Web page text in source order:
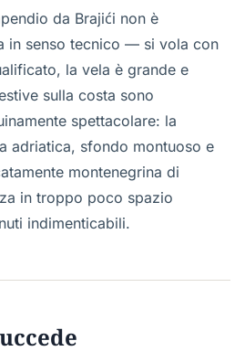
da Brajići non è
in senso tecnico — si vola con
la vela è grande e
sulla costa sono
spettacolare: la
adriatica, sfondo montuoso e
montenegrina di
in troppo poco spazio
indimenticabili.